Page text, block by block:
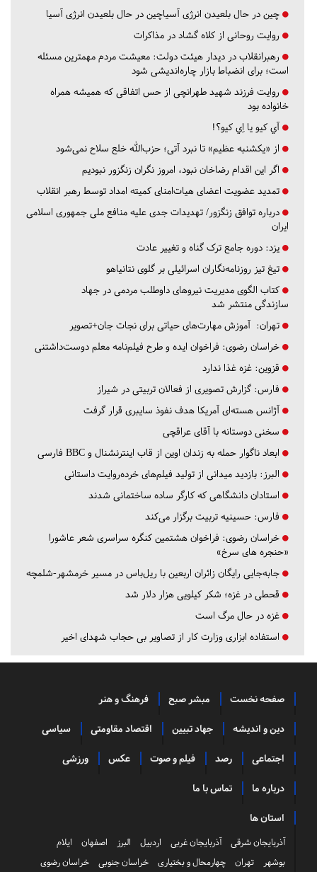
چین در حال بلعیدن انرژی آسیاچین در حال بلعیدن انرژی آسیا
روایت روحانی از کلاه گشاد در مذاکرات
رهبرانقلاب در دیدار هیئت دولت: معیشت مردم مهمترین مسئله
است؛ برای انضباط بازار چاره‌اندیشی شود
روایت فرزند شهید طهرانچی از حس اتفاقی که همیشه همراه
خانواده بود
آي كيو يا اِي كيو؟!
از «یکشنبه عظیم» تا نبرد آتی؛ حزب‌الله خلع سلاح نمی‌شود
اگر این اقدام رضاخان نبود، امروز نگران زنگزور نبودیم
تمدید عضویت اعضای هیات‌امنای کمیته امداد توسط رهبر انقلاب
درباره توافق زنگزور/ تهدیدات جدی علیه منافع ملی جمهوری اسلامی
ایران
یزد: دوره جامع ترک گناه و تغییر عادت
تیغ تیز روزنامه‌نگاران اسرائیلی بر گلوی نتانیاهو
کتاب الگوی مدیریت نیروهای داوطلب مردمی در جهاد
سازندگی منتشر شد
تهران: آموزش مهارت‌های حیاتی برای نجات جان+تصویر
خراسان رضوی: فراخوان ایده و طرح فیلم‌نامه معلم دوست‌داشتنی
قزوین: غزه غذا ندارد
فارس: گزارش تصویری از فعالان تربیتی در شیراز
آژانس هسته‌ای آمریکا هدف نفوذ سایبری قرار گرفت
سخنی دوستانه با آقای عراقچی
ابعاد ناگوار حمله به زندان اوین از قاب اینترنشنال و BBC فارسی
البرز: بازدید میدانی از تولید فیلم‌های خرده‌روایت داستانی
استادان دانشگاهی که کارگر ساده ساختمانی شدند
فارس: حسینیه تربیت برگزار می‌کند
خراسان رضوی: فراخوان هشتمین کنگره سراسری شعر عاشورا
«حنجره های سرخ»
جابه‌جایی رایگان زائران اربعین با ریل‌باس در مسیر خرمشهر-شلمچه
قحطی در غزه؛ شکر کیلویی هزار دلار شد
غزه در حال مرگ است
استفاده ابزاری وزارت کار از تصاویر بی حجاب شهدای اخیر
صفحه نخست مبشر صبح فرهنگ و هنر
دین و اندیشه جهاد تبیین اقتصاد مقاومتی سیاسی
اجتماعی رصد فیلم و صوت عکس ورزشی
درباره ما تماس با ما
استان ها
آذربایجان شرقی آذربایجان غربی اردبیل البرز اصفهان
ایلام
بوشهر
تهران چهارمحال و بختیاری خراسان جنوبی خراسان رضوی